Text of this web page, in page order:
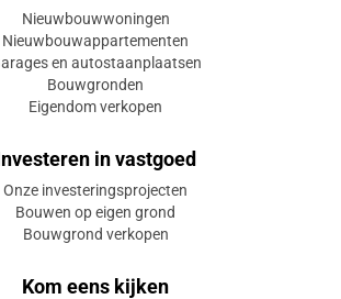
Nieuwbouwwoningen
Nieuwbouwappartementen
en autostaanplaatsen
Bouwgronden
Eigendom verkopen
in vastgoed
Onze investeringsprojecten
Bouwen op eigen grond
Bouwgrond verkopen
Kom eens kijken